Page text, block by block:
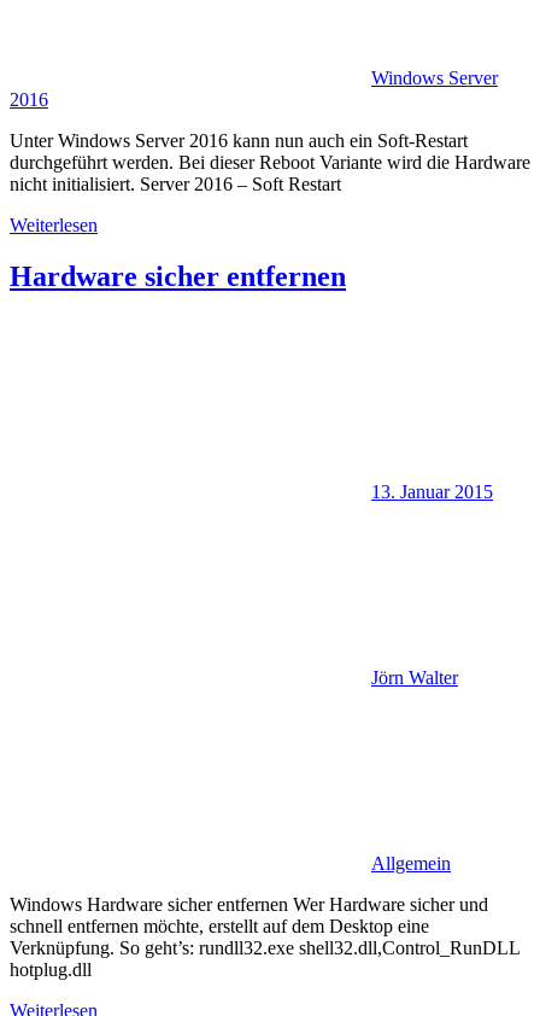
Windows Server
2016
Unter Windows Server 2016 kann nun auch ein Soft-Restart
durchgeführt werden. Bei dieser Reboot Variante wird die Hardware
nicht initialisiert. Server 2016 – Soft Restart
Weiterlesen
Hardware sicher entfernen
13. Januar 2015
Jörn Walter
Allgemein
Windows Hardware sicher entfernen Wer Hardware sicher und
schnell entfernen möchte, erstellt auf dem Desktop eine
Verknüpfung. So geht’s: rundll32.exe shell32.dll,Control_RunDLL
hotplug.dll
Weiterlesen